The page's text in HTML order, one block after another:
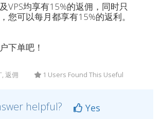
VPS均享有15%的返佣，同时只
您可以每月都享有15%的返利。
下单吧！
返佣 1 Users Found This Useful
helpful?
Yes